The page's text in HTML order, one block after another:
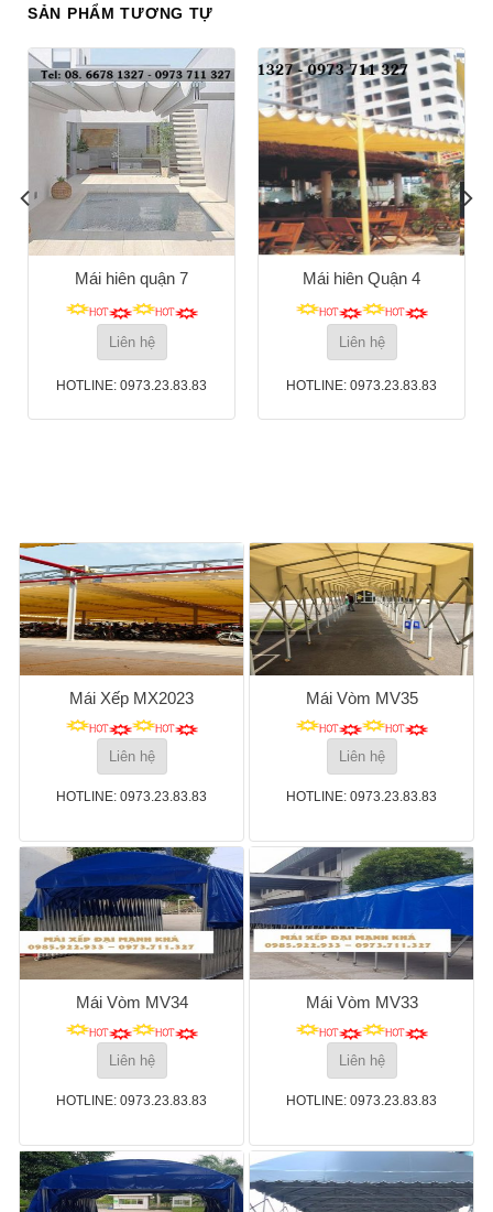
SẢN PHẨM TƯƠNG TỰ
Mái hiên quận 7
Liên hệ
HOTLINE: 0973.23.83.83
Mái hiên Quận 4
Liên hệ
HOTLINE: 0973.23.83.83
Mái Xếp MX2023
Liên hệ
HOTLINE: 0973.23.83.83
Mái Vòm MV35
Liên hệ
HOTLINE: 0973.23.83.83
Mái Vòm MV34
Liên hệ
HOTLINE: 0973.23.83.83
Mái Vòm MV33
Liên hệ
HOTLINE: 0973.23.83.83